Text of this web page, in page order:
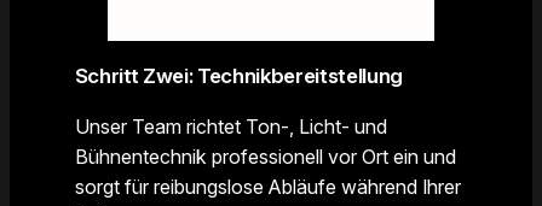
Schritt Zwei: Technikbereitstellung
Unser Team richtet Ton-, Licht- und
Bühnentechnik professionell vor Ort ein und
sorgt für reibungslose Abläufe während Ihrer